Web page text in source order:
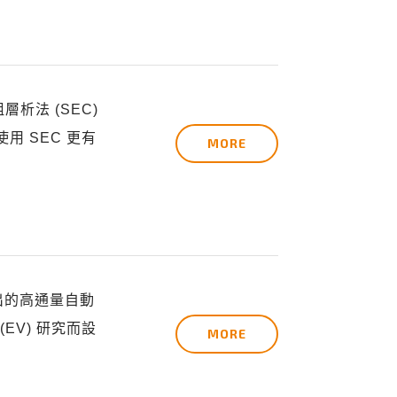
層析法 (SEC)
用 SEC 更有
MORE
高通量自動
研究而設
MORE